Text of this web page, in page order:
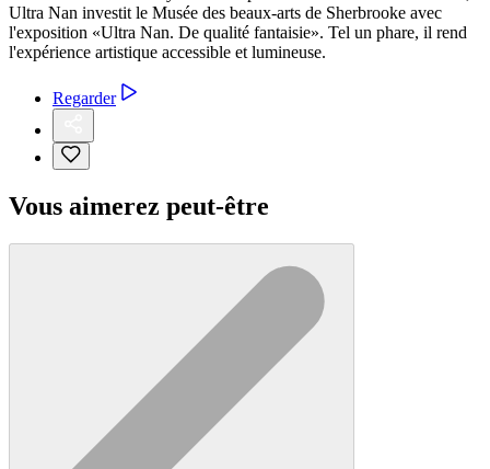
Ultra Nan investit le Musée des beaux-arts de Sherbrooke avec
l'exposition «Ultra Nan. De qualité fantaisie». Tel un phare, il rend
l'expérience artistique accessible et lumineuse.
Regarder
Vous aimerez peut-être